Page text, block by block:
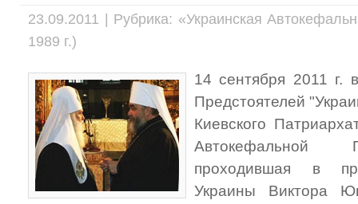
23.09.2011 | Рубрика: «Украинская
1989 г.)
14 сентября 2011 г.
Предстоятелей
Киевского
Автокефальной
проходившая в
Украины Виктора